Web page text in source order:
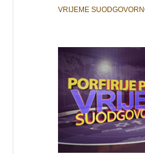
VRIJEME